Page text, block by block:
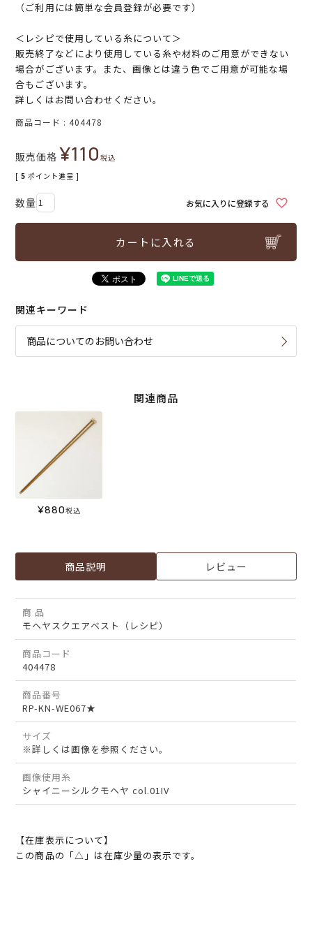
（ご利用には簡単な会員登録が必要です）
＜レシピで使用している糸について＞
販売終了などにより使用している糸や材料のご用意ができない
場合がございます。また、画像とは違う色でご用意が可能な場
合もございます。
詳しくはお問い合わせください。
商品コード 404478
販売価格 ¥110税込
[ 5 ポイント進呈 ]
お気に入りに登録する
カートに入れる
関連キーワード
商品についてのお問い合わせ
関連商品
¥880税込
商品説明 レビュー
商 品
モヘヤスクエアベスト（レシピ）
商品コード
404478
商品番号
RP-KN-WE067★
サイズ
※詳しくは画像を参照ください。
画像使用糸
シャイニーシルクモヘヤ col.01IV
【在庫表示について】
この商品の「△」は在庫少量の表示です。